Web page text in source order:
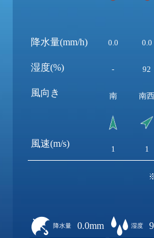
降水量(mm/h)
湿度(%)
風向き
風速(m/s)
0.0 0.0
- 92
南 南西
1 1
降水量 0.0mm 湿度